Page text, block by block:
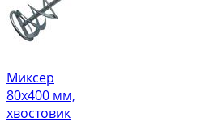
Миксер
80х400 мм,
хвостовик